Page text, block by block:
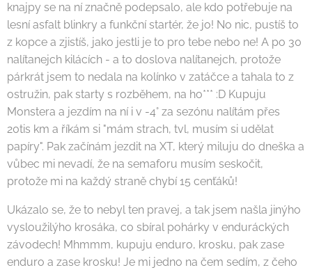
knajpy se na ní značně podepsalo, ale kdo potřebuje na
lesní asfalt blinkry a funkční startér, že jo! No nic, pustíš to
z kopce a zjistíš, jako jestli je to pro tebe nebo ne! A po 30
nalítanejch kilácích - a to doslova nalítanejch, protože
párkrát jsem to nedala na kolínko v zatáčce a tahala to z
ostružin, pak starty s rozběhem, na ho*** :D Kupuju
Monstera a jezdím na ní i v -4° za sezónu nalítám přes
20tis km a říkám si "mám strach, tvl, musím si udělat
papíry". Pak začínám jezdit na XT, který miluju do dneška a
vůbec mi nevadí, že na semaforu musím seskočit,
protože mi na každý straně chybí 15 cenťáků!
Ukázalo se, že to nebyl ten pravej, a tak jsem našla jinýho
vysloužilýho krosáka, co sbíral pohárky v enduráckých
závodech! Mhmmm, kupuju enduro, krosku, pak zase
enduro a zase krosku! Je mi jedno na čem sedím, z čeho